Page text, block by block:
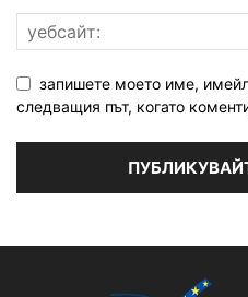
запишете моето име,
следващия път, когато